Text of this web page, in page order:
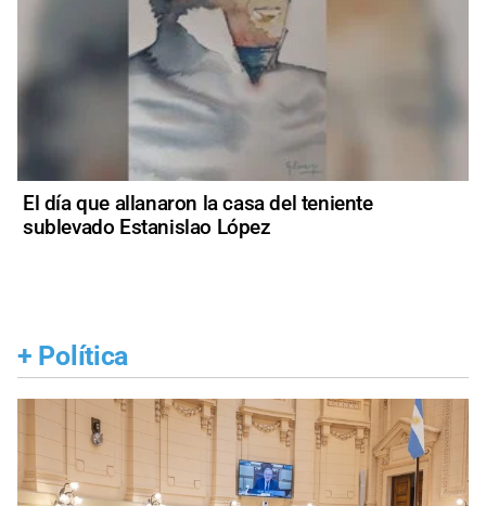
El día que allanaron la casa del teniente
sublevado Estanislao López
+ Política